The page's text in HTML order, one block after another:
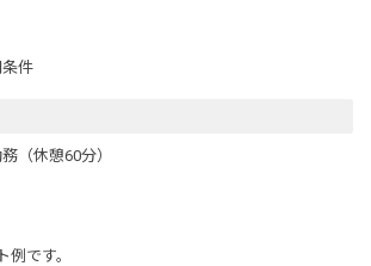
件
（休憩60分）
例です。